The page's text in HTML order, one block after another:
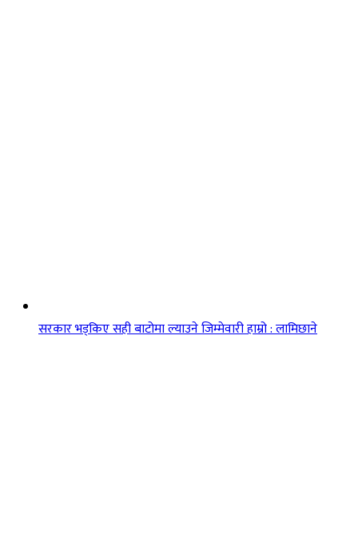
सरकार भड्किए सही बाटोमा ल्याउने जिम्मेवारी हाम्रो : लामिछाने